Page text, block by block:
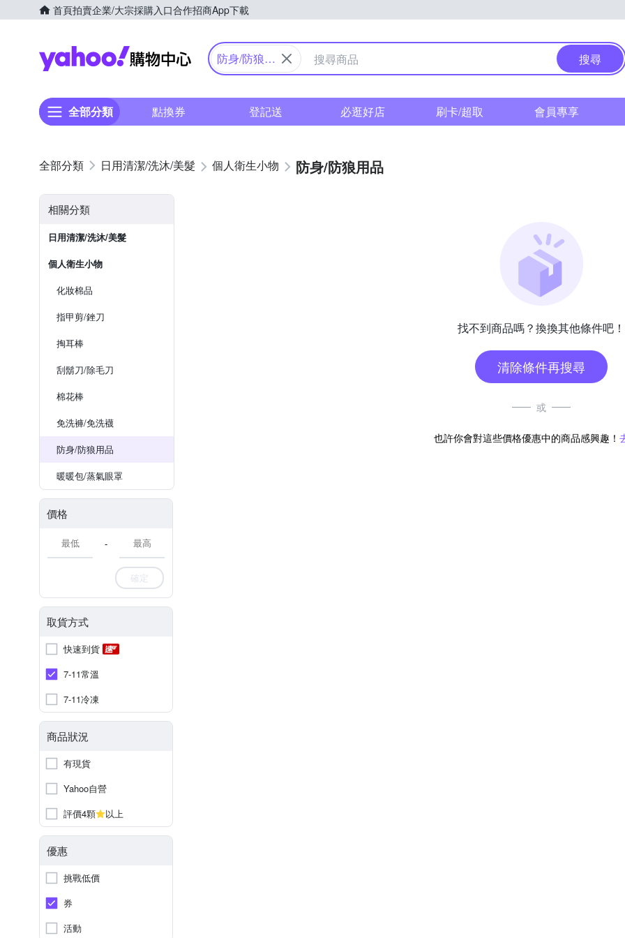
首頁拍賣企業/大宗採購入口合作招商App下載
Yahoo購物中心
防身/防狼用
搜尋
全部分類 點換券 登記送 必逛好店 刷卡/超取 會員專享
日用清潔/洗沐/美髮 個人衛生小物 防身/防狼用品
相關分類
日用清潔/洗沐/美髮
個人衛生小物
化妝棉品
指甲剪/銼刀
掏耳棒
刮鬍刀/除毛刀
棉花棒
免洗褲/免洗襪
防身/防狼用品
暖暖包/蒸氣眼罩
價格
-
確定
取貨方式
快速到貨
7-11常溫
7-11冷凍
商品狀況
有現貨
Yahoo自營
評價4顆
以上
優惠
挑戰低價
券
活動
找不到商品嗎？換換其他條件吧！
清除條件再搜尋
或
也許你會對這些價格優惠中的商品感興趣！